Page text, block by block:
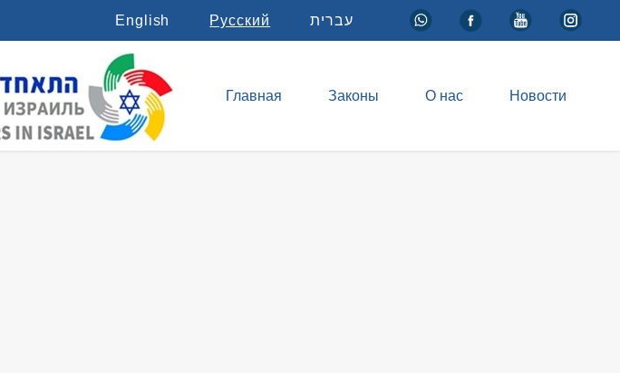
English Русский עברית
Главная Законы О нас Новости